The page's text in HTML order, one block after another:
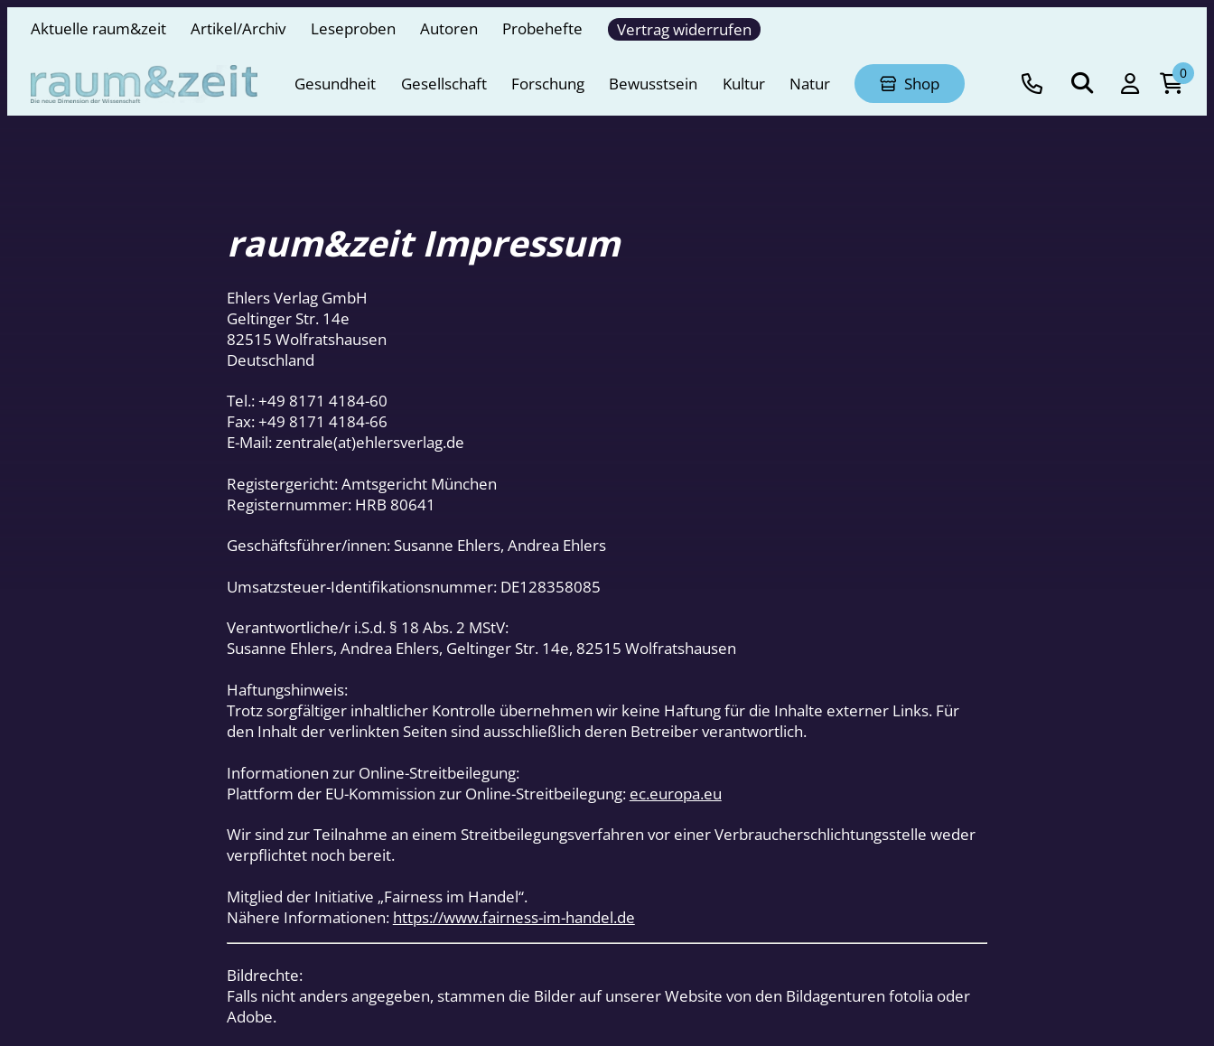
Aktuelle raum&zeit Artikel/Archiv Leseproben Autoren Probehefte Vertrag widerrufen
Gesundheit Gesellschaft Forschung Bewusstsein Kultur Natur Shop
0
raum&zeit Impressum
Ehlers Verlag GmbH
Geltinger Str. 14e
82515 Wolfratshausen
Deutschland
Tel.: +49 8171 4184-60
Fax: +49 8171 4184-66
E-Mail: zentrale(at)ehlersverlag.de
Registergericht: Amtsgericht München
Registernummer: HRB 80641
Geschäftsführer/innen: Susanne Ehlers, Andrea Ehlers
Umsatzsteuer-Identifikationsnummer: DE128358085
Verantwortliche/r i.S.d. § 18 Abs. 2 MStV:
Susanne Ehlers, Andrea Ehlers, Geltinger Str. 14e, 82515 Wolfratshausen
Haftungshinweis:
Trotz sorgfältiger inhaltlicher Kontrolle übernehmen wir keine Haftung für die Inhalte externer Links. Für
den Inhalt der verlinkten Seiten sind ausschließlich deren Betreiber verantwortlich.
Informationen zur Online-Streitbeilegung:
Plattform der EU-Kommission zur Online-Streitbeilegung: ec.europa.eu
Wir sind zur Teilnahme an einem Streitbeilegungsverfahren vor einer Verbraucherschlichtungsstelle weder
verpflichtet noch bereit.
Mitglied der Initiative „Fairness im Handel“.
Nähere Informationen: https://www.fairness-im-handel.de
Bildrechte:
Falls nicht anders angegeben, stammen die Bilder auf unserer Website von den Bildagenturen fotolia oder
Adobe.